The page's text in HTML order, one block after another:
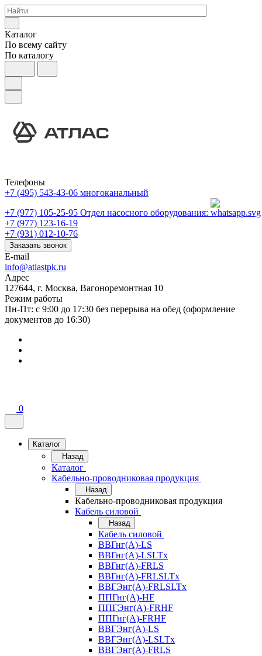
Каталог
По всему сайту
По каталогу
Телефоны
+7 (495) 543-43-06 многоканальный
+7 (977) 105-25-95 Отдел насосного оборудования:
+7 (977) 123-16-19
+7 (931) 012-10-76
Заказать звонок
E-mail
info@atlastpk.ru
Адрес
127644, г. Москва, Вагоноремонтная 10
Режим работы
Пн-Пт: с 9:00 до 17:30 без перерыва на обед (оформление
документов до 16:30)
0
Каталог
Назад
Каталог
Кабельно-проводниковая продукция
Назад
Кабельно-проводниковая продукция
Кабель силовой
Назад
Кабель силовой
ВВГнг(А)-LS
ВВГнг(А)-LSLTx
ВВГнг(А)-FRLS
ВВГнг(А)-FRLSLTx
ВВГЭнг(А)-FRLSLTx
ППГнг(А)-HF
ППГЭнг(А)-FRHF
ППГнг(А)-FRHF
ВВГЭнг(А)-LS
ВВГЭнг(А)-LSLTx
ВВГЭнг(А)-FRLS